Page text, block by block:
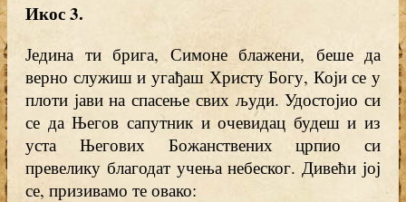
Икос 3.
Једина ти брига, Симоне блажени, беше да
верно служиш и угађаш Христу Богу, Који се у
плоти јави на спасење свих људи. Удостојио си
се да Његов сапутник и очевидац будеш и из
уста Његових Божанствених црпио си
превелику благодат учења небеског. Дивећи јој
се, призивамо те овако: